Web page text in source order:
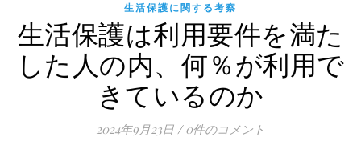
生活保護に関する考察
生活保護は利用要件を満た
した人の内、何％が利用で
きているのか
2024年9月23日 / 0件のコメント